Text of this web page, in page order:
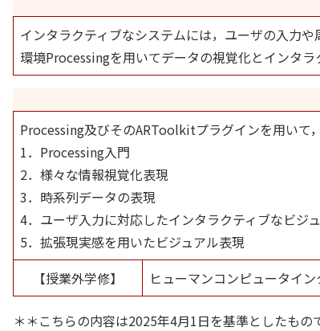
インタラクティブなシステムには，ユーザの入力
環境Processingを用いてデータの視覚化とインタ
Processing及びそのARToolkitプラグインを用いて
1．Processing入門
2．様々な情報視覚化表現
3．時系列データの表現
4．ユーザ入力に対応したインタラクティブなビジ
5．拡張現実感を用いたビジュアル表現
【授業外学修】
ヒューマンコンピュータイ
＊＊こちらの内容は2025年4月1日を基準としたも